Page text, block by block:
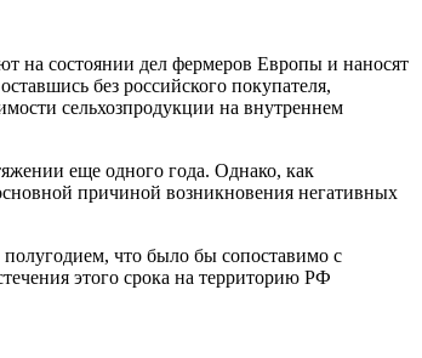
на состоянии дел фермеров Европы и наносят
без российского покупателя,
сельхозпродукции на внутреннем
еще одного года. Однако, как
причиной возникновения негативных
что было бы сопоставимо с
этого срока на территорию РФ